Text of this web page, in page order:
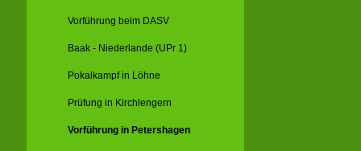
Vorführung beim DASV
Baak - Niederlande (UPr 1)
Pokalkampf in Löhne
Prüfung in Kirchlengern
Vorführung in Petershagen